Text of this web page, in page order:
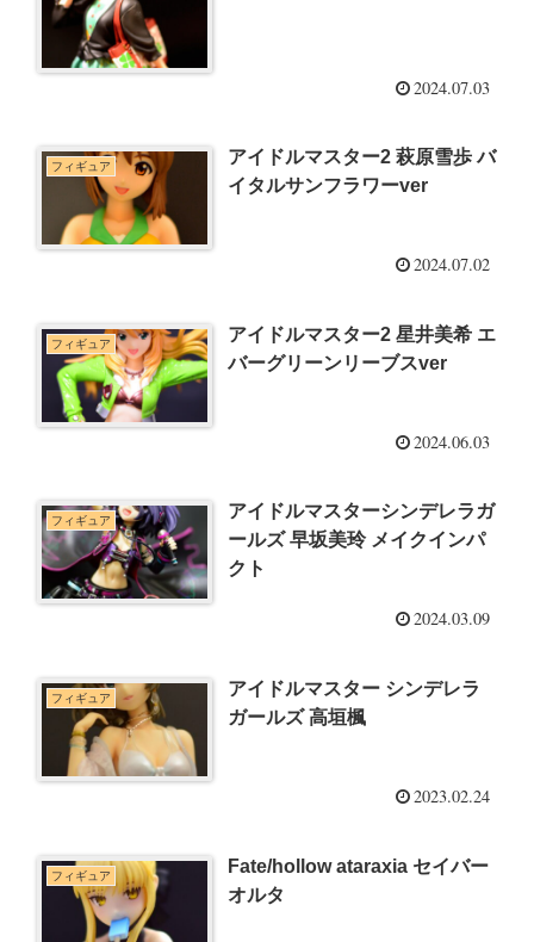
2024.07.03
フィギュア
アイドルマスター2 萩原雪歩 バ
イタルサンフラワーver
2024.07.02
フィギュア
アイドルマスター2 星井美希 エ
バーグリーンリーブスver
2024.06.03
フィギュア
アイドルマスターシンデレラガ
ールズ 早坂美玲 メイクインパ
クト
2024.03.09
フィギュア
アイドルマスター シンデレラ
ガールズ 高垣楓
2023.02.24
フィギュア
Fate/hollow ataraxia セイバー
オルタ